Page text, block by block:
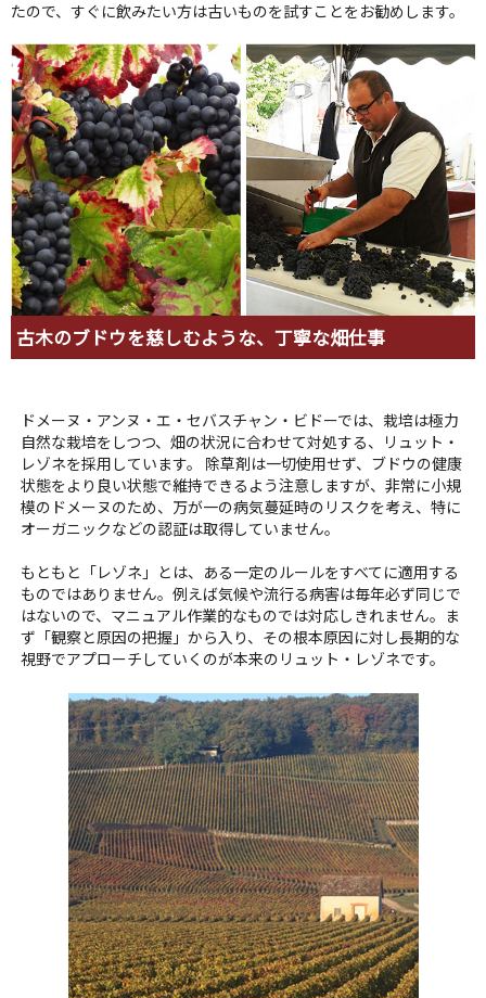
たので、すぐに飲みたい方は古いものを試すことをお勧めします。
古木のブドウを慈しむような、丁寧な畑仕事
ドメーヌ・アンヌ・エ・セバスチャン・ビドーでは、栽培は極力
自然な栽培をしつつ、畑の状況に合わせて対処する、リュット・
レゾネを採用しています。 除草剤は一切使用せず、ブドウの健康
状態をより良い状態で維持できるよう注意しますが、非常に小規
模のドメーヌのため、万が一の病気蔓延時のリスクを考え、特に
オーガニックなどの認証は取得していません。
もともと「レゾネ」とは、ある一定のルールをすべてに適用する
ものではありません。例えば気候や流行る病害は毎年必ず同じで
はないので、マニュアル作業的なものでは対応しきれません。ま
ず「観察と原因の把握」から入り、その根本原因に対し長期的な
視野でアプローチしていくのが本来のリュット・レゾネです。